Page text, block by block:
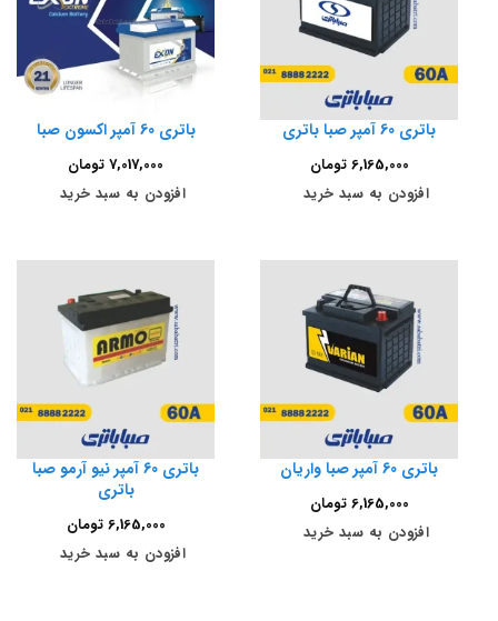
باتری 60 آمپر صبا باتری
6,165,000 تومان
افزودن به سبد خرید
باتری 60 آمپر اکسون صبا
7,017,000تومان
افزودن به سبد خرید
باتری 60 آمپر صبا واریان
6,165,000 تومان
افزودن به سبد خرید
باتری 60 آمپر نیو آرمو صبا
باتری
6,165,000 تومان
افزودن به سبد خرید